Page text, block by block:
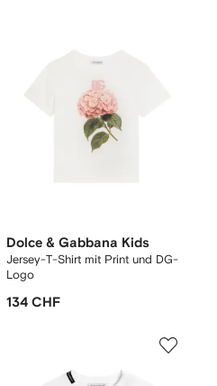
Dolce & Gabbana Kids
Jersey-T-Shirt mit Print und DG-
Logo
134 CHF